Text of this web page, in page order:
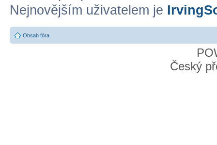
Nejnovějším uživatelem je
Obsah fóra
Český